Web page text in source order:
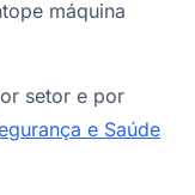
máquina
setor e por
e Saúde